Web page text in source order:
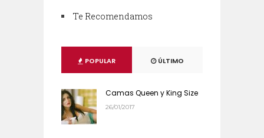
Te Recomendamos
POPULAR ÚLTIMO
Camas Queen y King Size
26/01/2017